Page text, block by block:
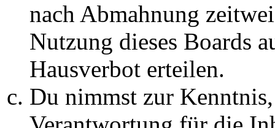
nach Abmahnung
Nutzung dieses Boards
Hausverbot erteilen.
Du nimmst zur